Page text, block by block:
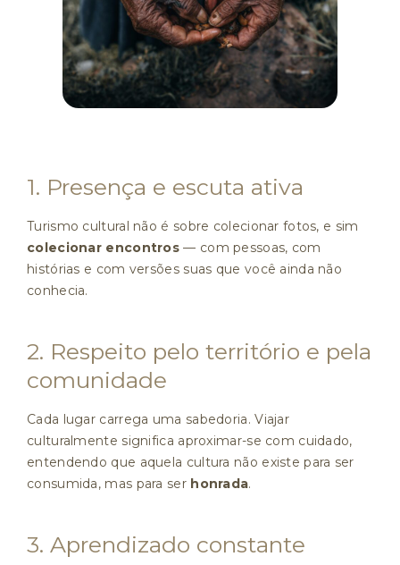
1. Presença e escuta ativa
Turismo cultural não é sobre colecionar fotos, e sim
colecionar encontros — com pessoas, com
histórias e com versões suas que você ainda não
conhecia.
2. Respeito pelo território e pela
comunidade
Cada lugar carrega uma sabedoria. Viajar
culturalmente significa aproximar-se com cuidado,
entendendo que aquela cultura não existe para ser
consumida, mas para ser honrada.
3. Aprendizado constante